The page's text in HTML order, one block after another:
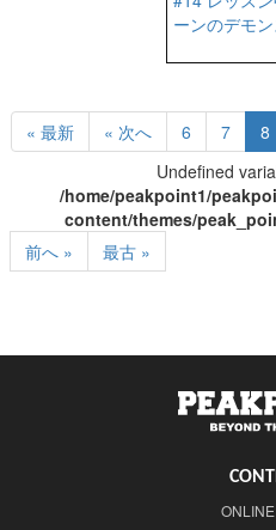
ーンのデモ
滑走がらも
« 最新
« 次へ 6 7 8
Undefined
/home/peakpoint1/
content/themes/
前へ »
最古 »